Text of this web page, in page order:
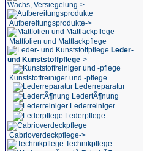
Wachs, Versiegelung->
Aufbereitungsprodukte->
Mattfolien und Mattlackpflege
Leder-
und Kunststoffpflege->
Kunststoffreiniger und -pflege
Lederreparatur
LedertÃ¶nung
Lederreiniger
Lederpflege
Cabrioverdeckpflege->
Technikpflege